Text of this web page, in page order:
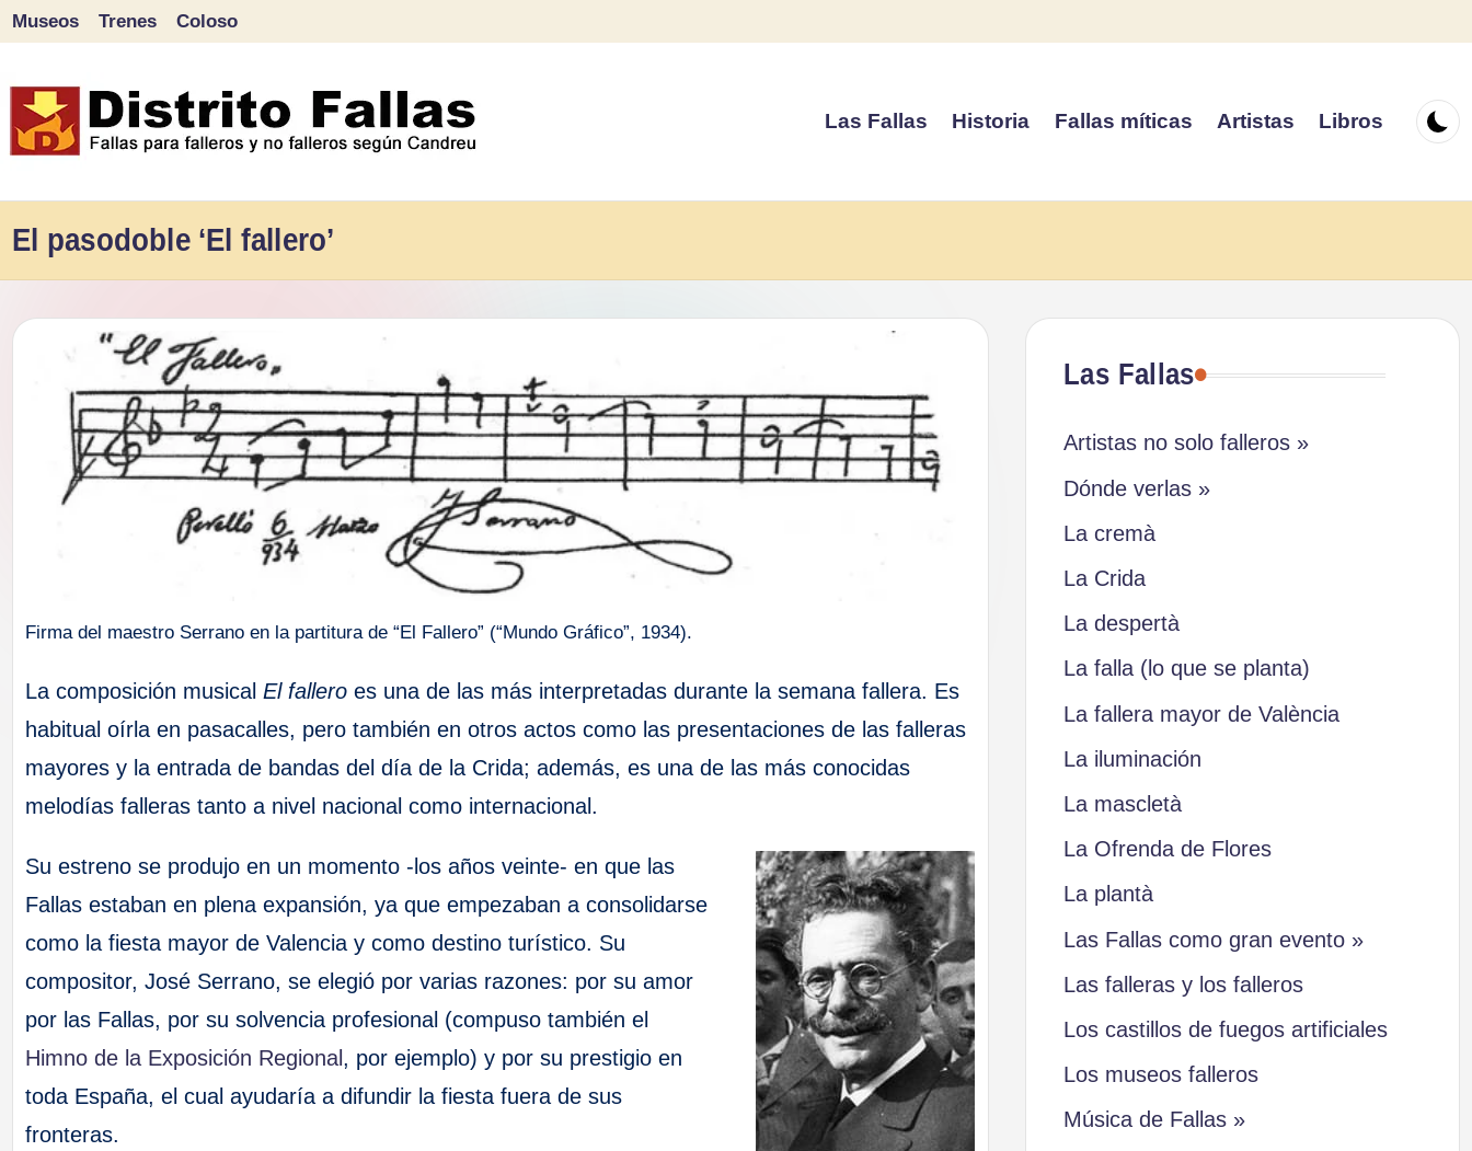
contenido
Museos Trenes Coloso
Las Fallas Historia Fallas míticas Artistas Libros
El pasodoble ‘El fallero’
Firma del maestro Serrano en la partitura de “El Fallero” (“Mundo Gráfico”, 1934).
La composición musicalEl fallero es una de las más interpretadas durante la semana fallera. Es
habitual oírla en pasacalles, pero también en otros actos como las presentaciones de las falleras
mayores y la entrada de bandas del día de la Crida; además, es una de las más conocidas
melodías falleras tanto a nivel nacional como internacional.
Su estreno se produjo en un momento -los años veinte- en que las
Fallas estaban en plena expansión, ya que empezaban a consolidarse
como la fiesta mayor de Valencia y como destino turístico. Su
compositor, José Serrano, se elegió por varias razones: por su amor
por las Fallas, por su solvencia profesional (compuso también el
Himno de la Exposición Regional , por ejemplo) y por su prestigio en
toda España, el cual ayudaría a difundir la fiesta fuera de sus
fronteras.
Las Fallas
Artistas no solo falleros »
Dónde verlas »
La cremà
La Crida
La despertà
La falla (lo que se planta)
La fallera mayor de València
La iluminación
La mascletà
La Ofrenda de Flores
La plantà
Las Fallas como gran evento »
Las falleras y los falleros
Los castillos de fuegos artificiales
Los museos falleros
Música de Fallas »